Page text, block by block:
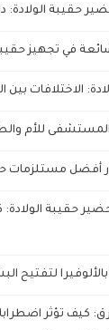
حقيبة الولادة:
في تجهيز
الاختلافات
للأم
أفضل مستلزمات
حقيبة الولادة:
لتفتيح
كيف تؤثر